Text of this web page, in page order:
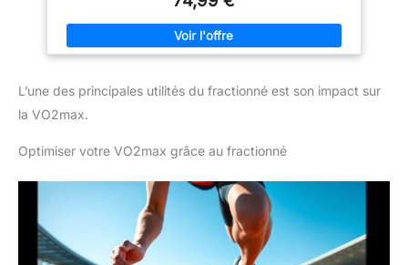
vous pouvez lui faire confiance pour un bon départ dans les
courses et faire de meilleurs progrès. 【ADJUSTABLE ET
STABLE】Bloc de départ professionnel en alliage d'aluminium
avec des patins en caoutchouc épais. Doté de canaux filetés,
une fois réglées. Les pédales en caoutchouc ont 6 trous (15°,
élaborer l'angle parfait pour vous. Grâce à la fonction de
facilement ajusté. Les pédales en caoutchouc se bloquent en
place une fois réglées. Chaque pédale possède six pointes et
pour soutenir les pieds d'un coureur au départ d'une course
d'athlétisme. CONSEIL1 : Le bloc de départ étant fabriqué en
alliage d'aluminium, avec des bavures tranchantes, veillez à ne
pas vous égratigner les doigts lorsque vous ouvrez
l'emballage. CONSEIL2 : Dans le processus de production et
de transport, il y a plus ou moins de collision, d'usure et de
L’une des principales utilités du fractionné est son impact sur
la VO2max.
Optimiser votre VO2max grâce au fractionné